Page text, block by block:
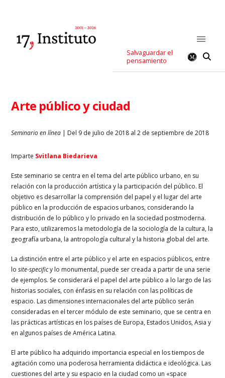
Salvaguardar el
pensamiento
Arte público y ciudad
Seminario en línea | Del 9 de julio de 2018 al 2 de septiembre de 2018
Imparte Svitlana Biedarieva
Este seminario se centra en el tema del arte público urbano, en su
relación con la producción artística y la participación del público. El
objetivo es desarrollar la comprensión del papel y el lugar del arte
público en la producción de espacios urbanos, considerando la
distribución de lo público y lo privado en la sociedad postmoderna.
Para esto, utilizaremos la metodología de la sociología de la cultura, la
geografía urbana, la antropología cultural y la historia global del arte.
La distinción entre el arte público y el arte en espacios públicos, entre
losite-specificy lo monumental, puede ser creada a partir de una serie
de ejemplos. Se considerará el papel del arte público a lo largo de las
historias sociales, con énfasis en su relación con las políticas de
espacio. Las dimensiones internacionales del arte público serán
consideradas en el tercer módulo de este seminario, que se centra en
las prácticas artísticas en los países de Europa, Estados Unidos, Asia y
en algunos países de América Latina.
El arte público ha adquirido importancia especial en los tiempos de
agitación como una poderosa herramienta didáctica e ideológica. Las
cuestiones del arte y su espacio en la ciudad como un «space